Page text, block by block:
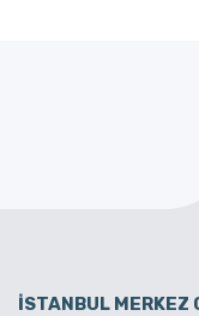
İSTANBUL MERKEZ